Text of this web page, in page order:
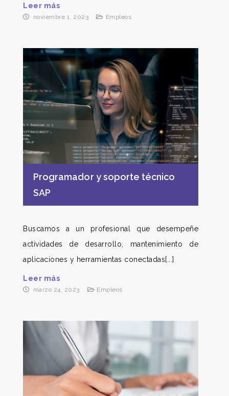
Leer más
noviembre 1, 2023 Empleos
Programador y soporte técnico
SAP
Buscamos a un profesional que desempeñe
actividades de desarrollo, mantenimiento de
aplicaciones y herramientas conectadas[...]
Leer más
marzo 24, 2023 Empleos